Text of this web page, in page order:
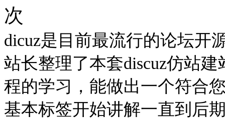
次
dicuz是目前最流行的论坛开
站长整理了本套discuz仿站
程的学习，能做出一个符合
基本标签开始讲解一直到后